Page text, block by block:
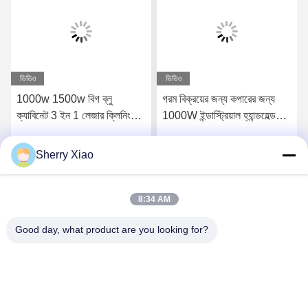
ভিডিও
1000w 1500w বিগ ব্লু
ক্যাবিনেট 3 ইন 1 লেজার ক্লিনিং
অ্যালুমিনিয়ামের জন্য
ভিডিও
গরম বিক্রয়ের জন্য কপারের জন্য
1000W ইন্ডাস্ট্রিয়াল হ্যান্ডহেল্ড
Sherry Xiao
8:34 AM
Good day, what product are you looking for?